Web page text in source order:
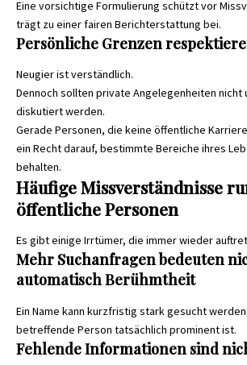
Eine vorsichtige Formulierung schützt vor
trägt zu einer fairen Berichterstattung bei.
Persönliche Grenzen
Neugier ist verständlich.
Dennoch sollten private Angelegenheiten nicht
diskutiert werden.
Gerade Personen, die keine öffentliche
ein Recht darauf, bestimmte Bereiche ihres
behalten.
Häufige Missverständnisse
öffentliche Personen
Es gibt einige Irrtümer, die immer wieder
Mehr Suchanfragen bedeuten
automatisch Berühmtheit
Ein Name kann kurzfristig stark gesucht
betreffende Person tatsächlich prominent ist.
Fehlende Informationen sind